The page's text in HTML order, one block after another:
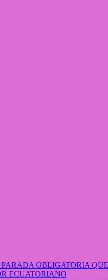
ECUATORIANO